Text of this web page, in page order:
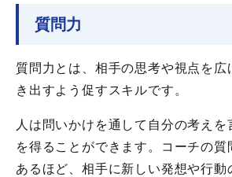
質問力
質問力とは、相手の思考や視点を広
き出すよう促すスキルです。
人は問いかけを通して自分の考えを
を得ることができます。コーチの質
あるほど、相手に新しい発想や行動